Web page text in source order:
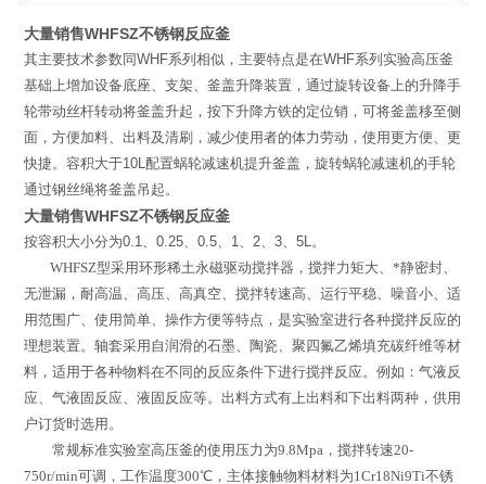
大量销售WHFSZ不锈钢反应釜
其主要技术参数同WHF系列相似，主要特点是在WHF系列实验高压釜
基础上增加设备底座、支架、釜盖升降装置，通过旋转设备上的升降手
轮带动丝杆转动将釜盖升起，按下升降方铁的定位销，可将釜盖移至侧
面，方便加料、出料及清刷，减少使用者的体力劳动，使用更方便、更
快捷。容积大于10L配置蜗轮减速机提升釜盖，旋转蜗轮减速机的手轮
通过钢丝绳将釜盖吊起。
大量销售WHFSZ不锈钢反应釜
按容积大小分为0.1、0.25、0.5、 1、2、3、5L。
WHFSZ型采用环形稀土永磁驱动搅拌器，搅拌力矩大、*静密封、
无泄漏，耐高温、高压、高真空、搅拌转速高、运行平稳、噪音小、适
用范围广、使用简单、操作方便等特点，是实验室进行各种搅拌反应的
理想装置。轴套采用自润滑的石墨、陶瓷、聚四氟乙烯填充碳纤维等材
料，适用于各种物料在不同的反应条件下进行搅拌反应。例如：气液反
应、气液固反应、液固反应等。出料方式有上出料和下出料两种，供用
户订货时选用。
常规标准实验室高压釜的使用压力为9.8Mpa ，搅拌转速20-
750r/min 可调，工作温度300℃ ，主体接触物料材料为1Cr18Ni9Ti不锈